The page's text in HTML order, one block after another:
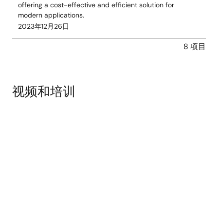
offering a cost-effective and efficient solution for
modern applications.
2023年12月26日
8 项目
视频和培训